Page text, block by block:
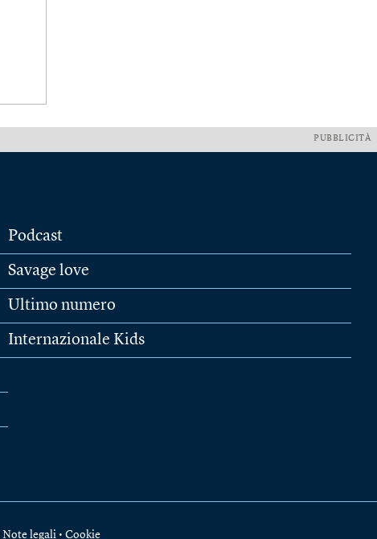
PUBBLICITÀ
Podcast
Savage love
Ultimo numero
Internazionale Kids
Note legali • Cookie